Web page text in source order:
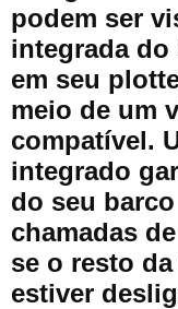
podem ser
integrada do
em seu
meio de um
compatível.
integrado
do seu
chamadas
se o resto
estiver